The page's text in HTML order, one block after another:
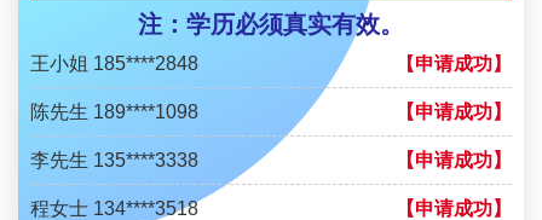
注：学历必须真实有效。
程女士 136****3253
王小姐 185****2848 【申请成功】
陈先生 189****1098 【申请成功】
李先生 135****3338 【申请成功】
程女士 134****3518 【申请成功】